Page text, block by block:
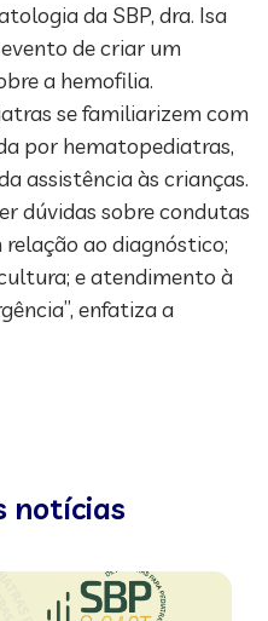
da SBP, dra. Isa
de criar um
a hemofilia.
se familiarizem com
por hematopediatras,
assistência às crianças.
dúvidas sobre condutas
ao diagnóstico;
e atendimento à
enfatiza a
notícias